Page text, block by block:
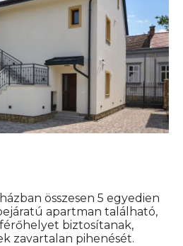
összesen 5 egyedien
apartman található,
biztosítanak,
zavartalan pihenését.